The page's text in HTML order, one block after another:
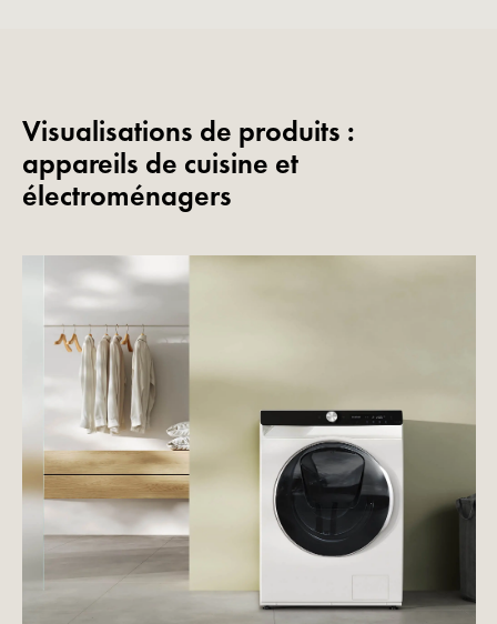
Visualisations de produits :
appareils de cuisine et
électroménagers